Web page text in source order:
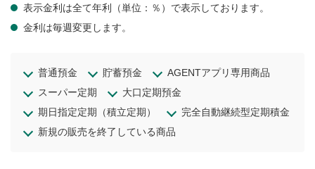
表示金利は全て年利（単位：％）で表示しております。
金利は毎週変更します。
普通預金 貯蓄預金
AGENTアプリ専用商品
スーパー定期
大口定期預金
期日指定定期（積立定期）
完全自動継続型定期積金
新規の販売を終了している商品